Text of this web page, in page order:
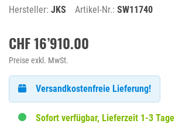
Hersteller: JKS Artikel-Nr.: SW11740
CHF 16’910.00
Preise exkl. MwSt.
Versandkostenfreie Lieferung!
Sofort verfügbar, Lieferzeit 1-3 Tage